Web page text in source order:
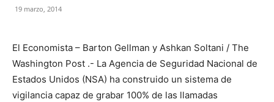
19 marzo, 2014
El Economista – Barton Gellman y Ashkan Soltani / The
Washington Post .- La Agencia de Seguridad Nacional de
Estados Unidos (NSA) ha construido un sistema de
vigilancia capaz de grabar 100% de las llamadas